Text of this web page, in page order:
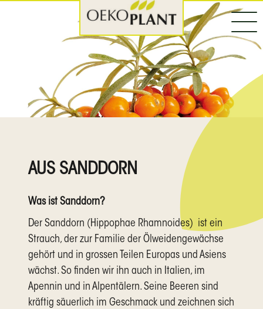
AUS SANDDORN
Was ist Sanddorn?
Der Sanddorn (Hippophae Rhamnoides) ist ein
Strauch, der zur Familie der Ölweidengewächse
gehört und in grossen Teilen Europas und Asiens
wächst. So finden wir ihn auch in Italien, im
Apennin und in Alpentälern. Seine Beeren sind
kräftig säuerlich im Geschmack und zeichnen sich